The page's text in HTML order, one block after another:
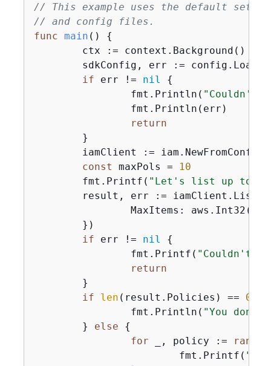
// This example uses the default
// and config files.
func main ()
{
if err != nil
{
		fmt.Println(
"Couldn't
return
const maxPols =
10
	fmt.Printf(
"Let's list up to
result, err :=
if err != nil
{
		fmt.Printf(
"Couldn't
return
if
len (result.Policies) == 0
		fmt.Println(
"You don't
	}
else
{
for _, policy := range
			fmt.Printf(